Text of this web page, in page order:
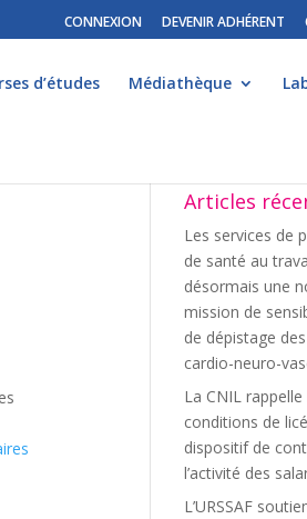
CONNEXION DEVENIR ADHÉRENT
d’études Médiathèque
Articles
Les services de
de santé au
désormais une
mission de
de dépistage
cardio-neuro-
La CNIL rappelle
conditions de
dispositif de
l’activité des
L’URSSAF